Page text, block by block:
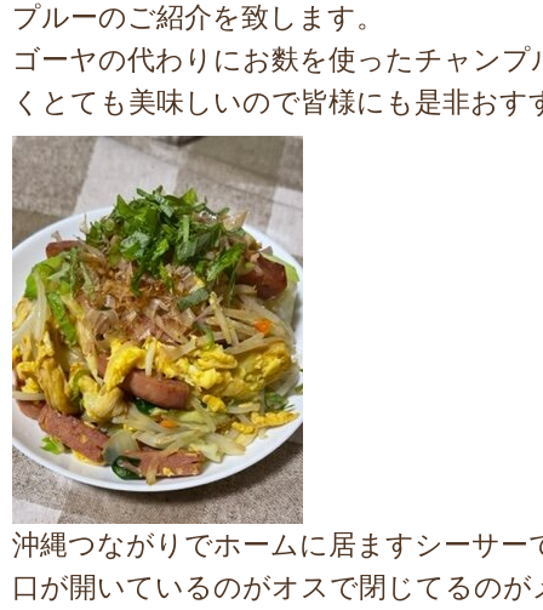
プルーのご紹介を致します。
ゴーヤの代わりにお麩を使ったチャン
くとても美味しいので皆様にも是非おす
沖縄つながりでホームに居ますシーサー
口が開いているのがオスで閉じてるの